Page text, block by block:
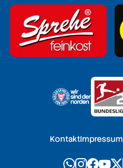
KontaktImpressum